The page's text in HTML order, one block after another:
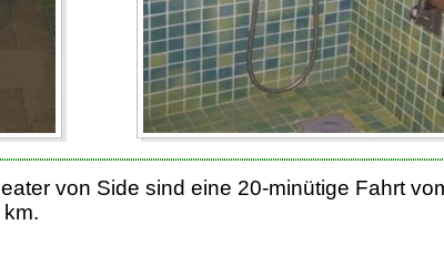
von Side sind eine 20-minütige Fahrt